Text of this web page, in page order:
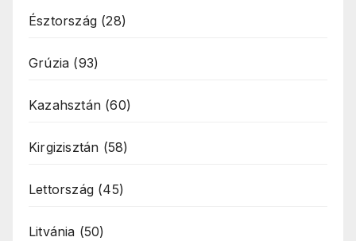
Észtország (28)
Grúzia (93)
Kazahsztán (60)
Kirgizisztán (58)
Lettország (45)
Litvánia (50)